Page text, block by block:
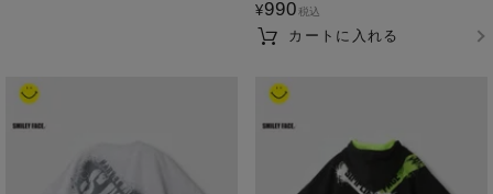
¥990税込
カートに入れる